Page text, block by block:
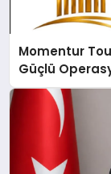
Momentur
Güçlü